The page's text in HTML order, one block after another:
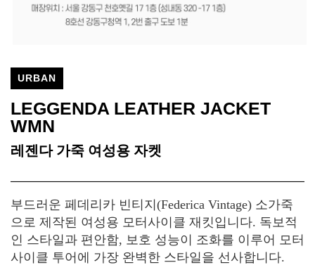
URBAN
LEGGENDA LEATHER JACKET
WMN
레젠다 가죽 여성용 자켓
부드러운 페데리카 빈티지(Federica Vintage) 소가죽
으로 제작된 여성용 모터사이클 재킷입니다. 독보적
인 스타일과 편안함, 보호 성능이 조화를 이루어 모터
사이클 투어에 가장 완벽한 스타일을 선사합니다.